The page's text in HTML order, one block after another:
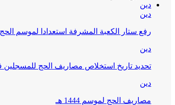
دين
دين
رفع ستار الكعبة المشرفة استعدادا لموسم الحج
دين
تحديد تاريخ استخلاص مصاريف الحج للمسجلين في
دين
مصاريف الحج لموسم 1444 هـ